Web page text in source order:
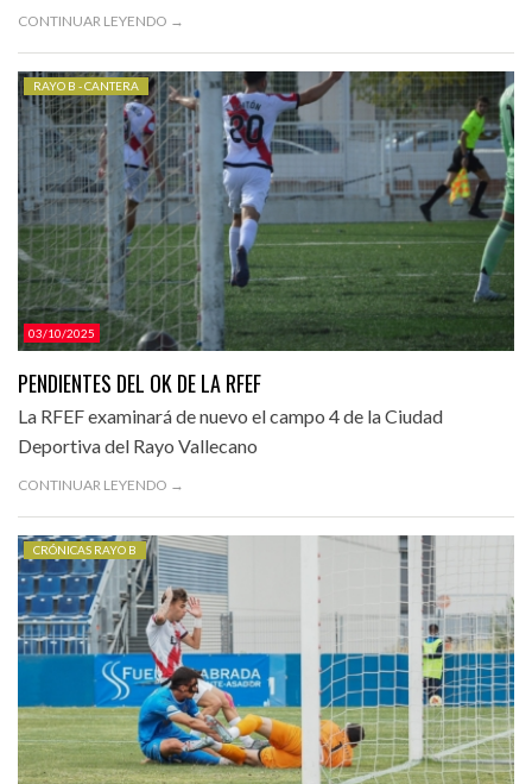
CONTINUAR LEYENDO →
03/10/2025
RAYO B - CANTERA
PENDIENTES DEL OK DE LA RFEF
La RFEF examinará de nuevo el campo 4 de la Ciudad
Deportiva del Rayo Vallecano
CONTINUAR LEYENDO →
CRÓNICAS RAYO B